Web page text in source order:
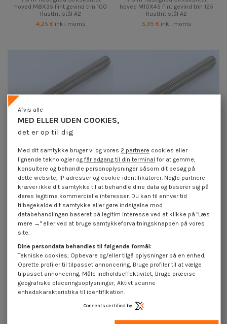
hoved M8X35 Fint gevind trin 100
Rustfrit stål A2
4,25 € inkl. moms
hoved M10X45 Fint gevind trin 125
Rustfrit stål A2
5,35 € inkl. moms
Vis m-hastighed Sekskantet
hoved M10X100 Fint gevind trin 125
Rustfrit stål A2
9,70 €inkl. moms
Vis m-hastighed Sekskantet
hoved M10X60 Fint gevind trin 125
Rustfrit stål A2
5,45 €inkl. moms
MED ELLER UDEN COOKIES,
det er op til dig
Afvis alle
Med dit samtykke bruger vi og vores 2 partnere cookies eller
lignende teknologier ogfår adgang til din terminal for at gemme,
konsultere og behandle personoplysninger såsom dit besøg på
dette website, IP-adresser og cookie-identifikatorer. Nogle partnere
kræver ikke dit samtykke til at behandle dine data og baserer sig på
deres legitime kommercielle interesser. Du kan til enhver tid
tilbagekalde dit samtykke eller gøre indsigelse mod
databehandlingen baseret på legitim interesse ved at klikke på "Læs
mere →" eller ved at bruge samtykkeforvaltningsknappen på vores
site.
Dine persondata behandles til følgende formål:
Tekniske cookies, Opbevare og/eller tilgå oplysninger på en enhed,
Oprette profiler til tilpasset annoncering, Bruge profiler til at vælge
tilpasset annoncering, Måle indholdseffektivitet, Bruge præcise
geografiske placeringsoplysninger, Aktivt scanne
enhedskarakteristika til identifikation.
Consents certified by